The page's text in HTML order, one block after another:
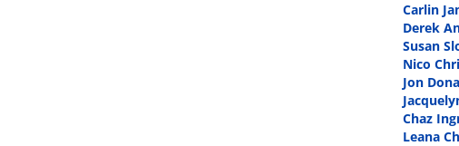
Carlin
Derek
Susan
Nico
Jon
Chaz
Leana